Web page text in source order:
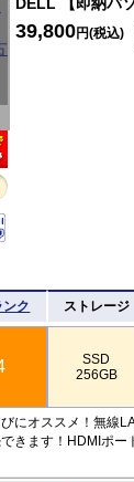
39,800円(税込)
ク ストレージ
SSD
256GB
にオススメ！無線
きます！HDMIポー